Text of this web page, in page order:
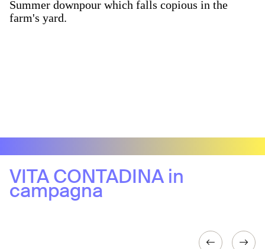
Summer downpour which falls copious in the
farm's yard.
VITA CONTADINA in
campagna